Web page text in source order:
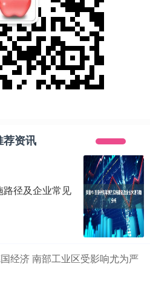
荐资讯
路径及企业常见
经济 南部工业区受影响尤为严